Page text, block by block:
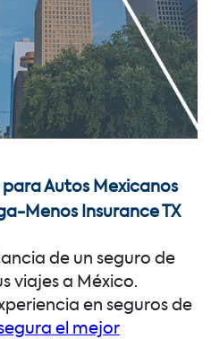
para Autos Mexicanos
Menos Insurance TX
de un seguro de
viajes a México.
en seguros de
el mejor